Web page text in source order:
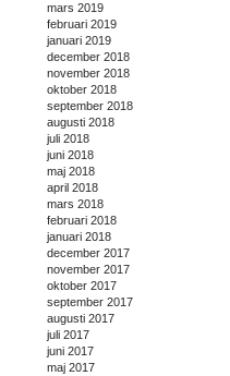
mars 2019
februari 2019
januari 2019
december 2018
november 2018
oktober 2018
september 2018
augusti 2018
juli 2018
juni 2018
maj 2018
april 2018
mars 2018
februari 2018
januari 2018
december 2017
november 2017
oktober 2017
september 2017
augusti 2017
juli 2017
juni 2017
maj 2017